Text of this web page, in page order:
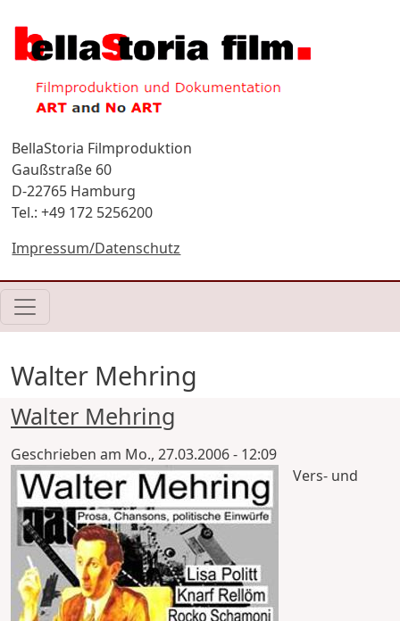
BellaStoria Filmproduktion
Gaußstraße 60
D-22765 Hamburg
Tel.: +49 172 5256200
Impressum/Datenschutz
Walter Mehring
Walter Mehring
Geschrieben am Mo., 27.03.2006 - 12:09
Vers- und